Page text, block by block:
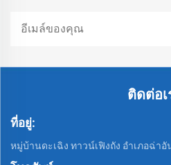
ติดต่อเ
ที่อยู่:
หมู่บ้านดะเฉิง ทาวน์เฟิงถัง อำเภอฉ่าอั